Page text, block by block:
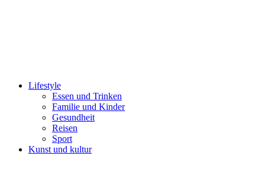
Lifestyle
Essen und Trinken
Familie und Kinder
Gesundheit
Reisen
Sport
Kunst und kultur